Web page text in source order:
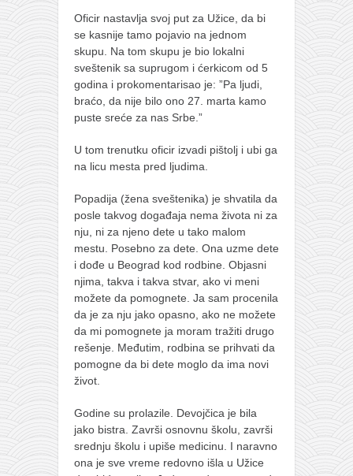
Oficir nastavlja svoj put za Užice, da bi
se kasnije tamo pojavio na jednom
skupu. Na tom skupu je bio lokalni
sveštenik sa suprugom i ćerkicom od 5
godina i prokomentarisao je: ”Pa ljudi,
braćo, da nije bilo ono 27. marta kamo
puste sreće za nas Srbe.”
U tom trenutku oficir izvadi pištolj i ubi ga
na licu mesta pred ljudima.
Popadija (žena sveštenika) je shvatila da
posle takvog događaja nema života ni za
nju, ni za njeno dete u tako malom
mestu. Posebno za dete. Ona uzme dete
i dođe u Beograd kod rodbine. Objasni
njima, takva i takva stvar, ako vi meni
možete da pomognete. Ja sam procenila
da je za nju jako opasno, ako ne možete
da mi pomognete ja moram tražiti drugo
rešenje. Međutim, rodbina se prihvati da
pomogne da bi dete moglo da ima novi
život.
Godine su prolazile. Devojčica je bila
jako bistra. Završi osnovnu školu, završi
srednju školu i upiše medicinu. I naravno
ona je sve vreme redovno išla u Užice